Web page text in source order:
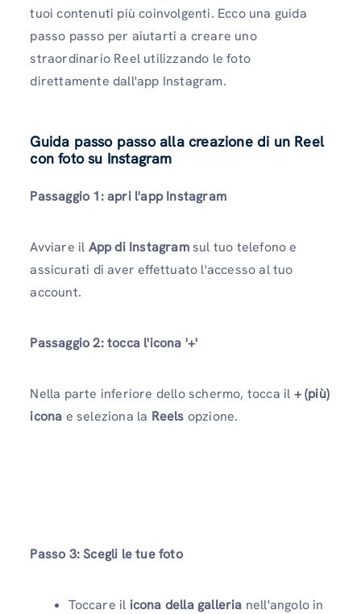
tuoi contenuti più coinvolgenti. Ecco una guida
passo passo per aiutarti a creare uno
straordinario Reel utilizzando le foto
direttamente dall'app Instagram.
Guida passo passo alla creazione di un Reel
con foto su Instagram
Passaggio 1: apri l'app Instagram
Avviare il App di Instagramsul tuo telefono e
assicurati di aver effettuato l'accesso al tuo
account.
Passaggio 2: tocca l'icona '+'
Nella parte inferiore dello schermo, tocca il + (più)
icona e seleziona la Reels opzione.
Passo 3: Scegli le tue foto
Toccare il icona della galleria nell'angolo in